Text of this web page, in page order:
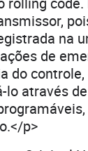
na
de
do
lo através
p>